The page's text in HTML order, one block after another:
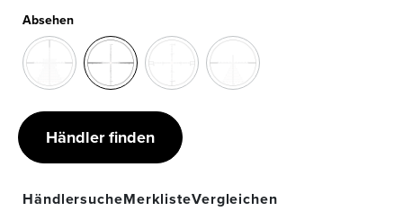
Absehen
Händler finden
HändlersucheMerklisteVergleichen